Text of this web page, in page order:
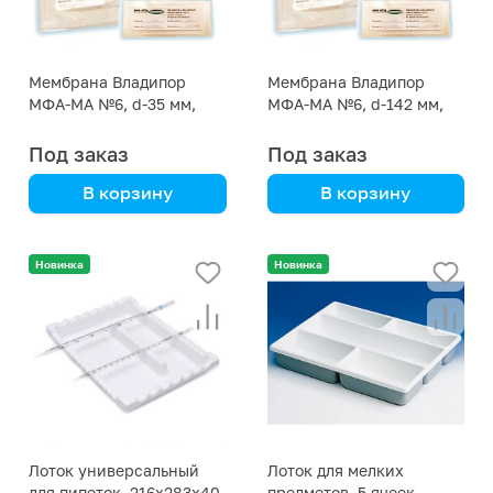
Мембрана Владипор
МФА-МА №6, d-35 мм,
Под заказ
В корзину
Мембрана Владипор
МФА-МА №6, d-142 мм,
Под заказ
В корзину
Новинка
Лоток универсальный
Новинка
Лоток для мелких